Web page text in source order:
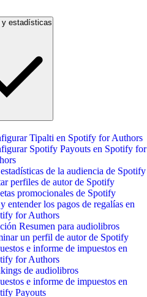
y estadísticas
Tipalti en Spotify for Authors
Spotify Payouts en Spotify for
de la audiencia de Spotify
perfiles de autor de Spotify
promocionales de Spotify
entender los pagos de regalías en
for Authors
Resumen para audiolibros
un perfil de autor de Spotify
e informe de impuestos en
for Authors
de audiolibros
e informe de impuestos en
Payouts